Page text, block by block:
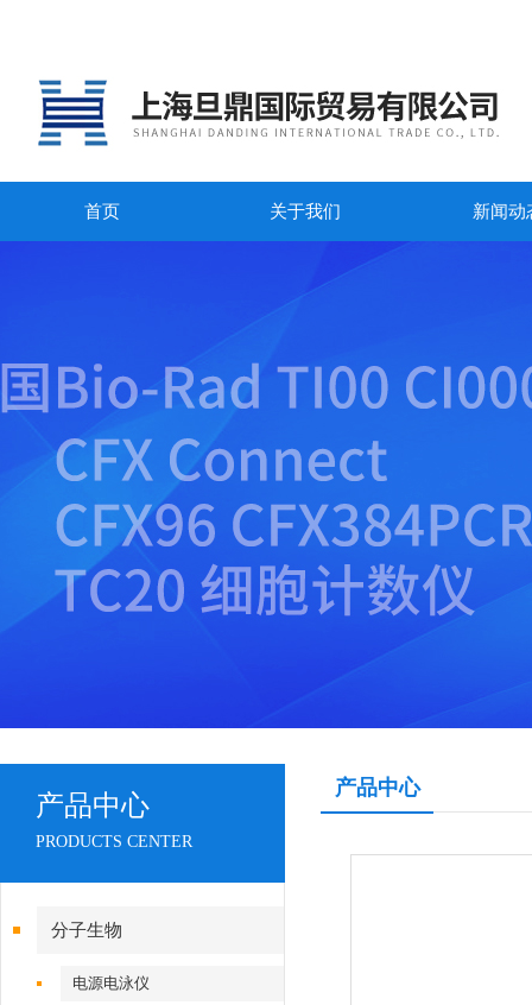
首页 关于我们 新闻动
产品中心
PRODUCTS CENTER
分子生物
电源电泳仪
产品中心